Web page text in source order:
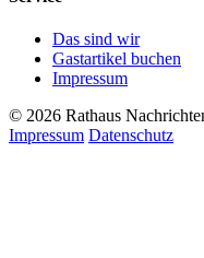
Das sind wir
Gastartikel buchen
Impressum
© 2026 Rathaus
Impressum Datenschutz